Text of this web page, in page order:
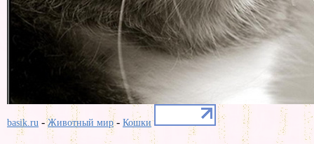
basik.ru -Животный мир- Кошки